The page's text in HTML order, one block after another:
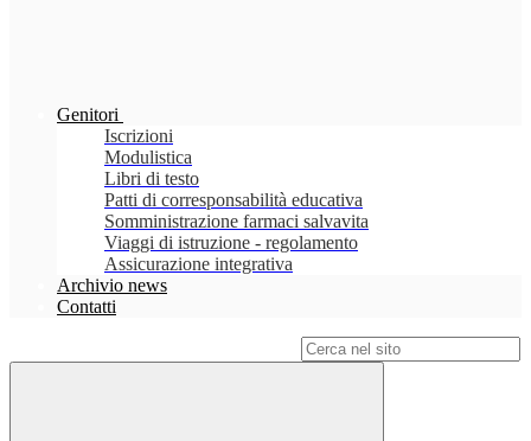
Genitori
Iscrizioni
Modulistica
Libri di testo
Patti di corresponsabilità educativa
Somministrazione farmaci salvavita
Viaggi di istruzione - regolamento
Assicurazione integrativa
Archivio news
Contatti